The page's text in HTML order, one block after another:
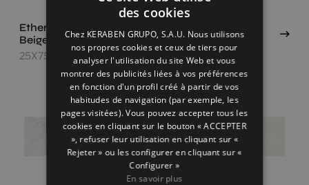
Ethereal Concept
Beige
25X75
White
25X75
ENGLISH
FRENCH
GERMAN
des cookies
Chez KERABEN GRUPO, S.A.U. Nous utilisons
nos propres cookies et ceux de tiers pour
analyser l'utilisation du site Web et vous
montrer des publicités liées à vos préférences
en fonction d'un profil créé à partir de vos
habitudes de navigation (par exemple, les
pages visitées). Vous pouvez accepter tous les
cookies en cliquant sur le bouton « ACCEPTER
», refuser leur utilisation en cliquant sur «
Rejeter » ou les configurer en cliquant sur «
Configurer »
En savoir plus